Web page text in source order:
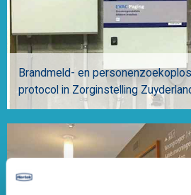
Brandmeld- en
protocol in Zorginstelling